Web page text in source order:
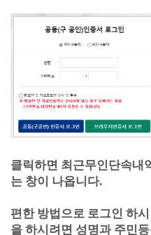
클릭하면 최근무인단속내
는 창이 나옵니다.
편한 방법으로 로그인 하
을 하시려면 성명과 주민